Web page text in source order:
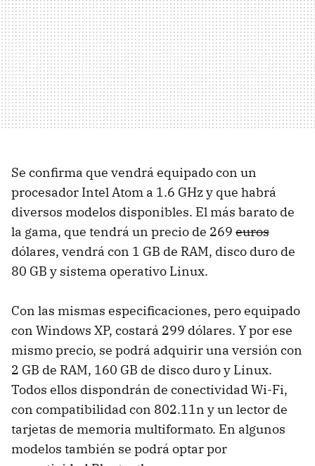
Se confirma que vendrá equipado con un
procesador Intel Atom a 1.6 GHz y que habrá
diversos modelos disponibles. El más barato de
la gama, que tendrá un precio de 269 euros
dólares, vendrá con 1 GB de RAM, disco duro de
80 GB y sistema operativo Linux.
Con las mismas especificaciones, pero equipado
con Windows XP, costará 299 dólares. Y por ese
mismo precio, se podrá adquirir una versión con
2 GB de RAM, 160 GB de disco duro y Linux.
Todos ellos dispondrán de conectividad Wi-Fi,
con compatibilidad con 802.11n y un lector de
tarjetas de memoria multiformato. En algunos
modelos también se podrá optar por